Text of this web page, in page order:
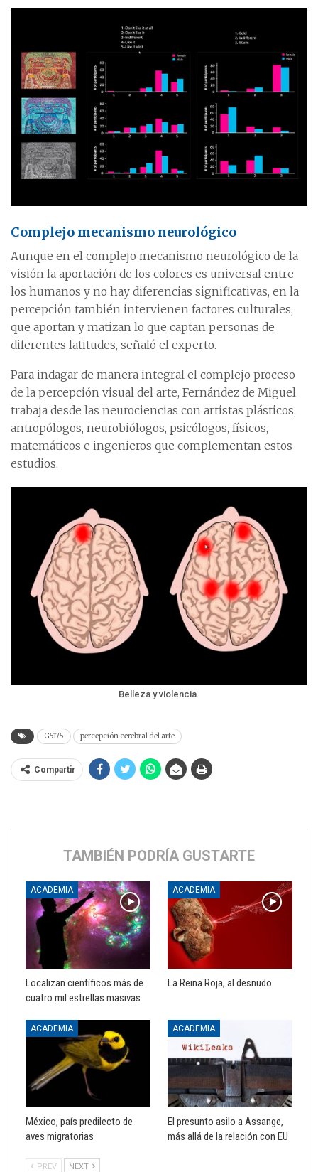
Complejo mecanismo neurológico
Aunque en el complejo mecanismo neurológico de la
visión la aportación de los colores es universal entre
los humanos y no hay diferencias significativas, en la
percepción también intervienen factores culturales,
que aportan y matizan lo que captan personas de
diferentes latitudes, señaló el experto.
Para indagar de manera integral el complejo proceso
de la percepción visual del arte, Fernández de Miguel
trabaja desde las neurociencias con artistas plásticos,
antropólogos, neurobiólogos, psicólogos, físicos,
matemáticos e ingenieros que complementan estos
estudios.
Belleza y violencia.
G5175 percepción cerebral del arte
Compartir
TAMBIÉN PODRÍA GUSTARTE
ACADEMIA
Localizan científicos más de
cuatro mil estrellas masivas
ACADEMIA
La Reina Roja, al desnudo
ACADEMIA
México, país predilecto de
aves migratorias
ACADEMIA
El presunto asilo a Assange,
más allá de la relación con EU
PREV NEXT